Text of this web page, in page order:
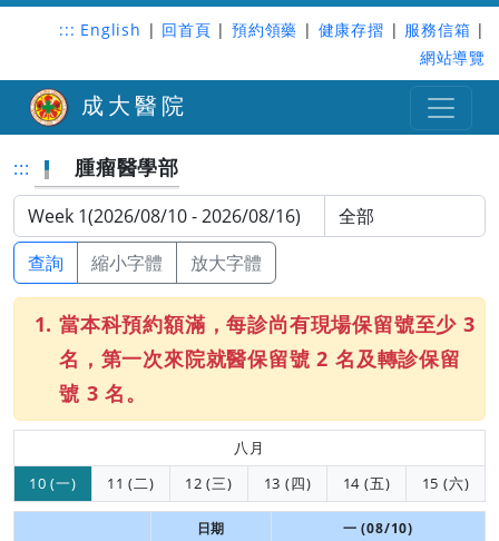
::: English | 回首頁 | 預約領藥 | 健康存摺 | 服務信箱 |
網站導覽
成大醫院
::: 腫瘤醫學部
查詢 縮小字體 放大字體
當本科預約額滿，每診尚有現場保留號至少 3
名，第一次來院就醫保留號 2 名及轉診保留
號 3 名。
八月
10 (一)
11 (二) 12 (三) 13 (四) 14 (五) 15 (六)
日期
一 (08/10)